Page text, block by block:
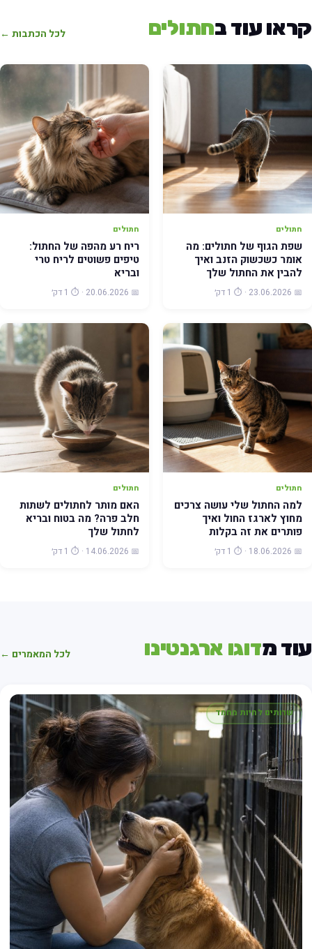
עוד בחתולים לכל הכתבות ←
חתולים
שפת הגוף של חתולים: מה
אומר כשכשוק הזנב ואיך
להבין את החתול שלך
📅 23.06.2026 · ⏱️ 1 דק׳
חתולים
ריח רע מהפה של החתול:
טיפים פשוטים לריח טרי
ובריא
📅 20.06.2026 · ⏱️ 1 דק׳
חתולים
למה החתול שלי עושה צרכים
מחוץ לארגז החול ואיך
פותרים את זה בקלות
📅 18.06.2026 · ⏱️ 1 דק׳
חתולים
האם מותר לחתולים לשתות
חלב פרה? מה בטוח ובריא
לחתול שלך
📅 14.06.2026 · ⏱️ 1 דק׳
מדוגו ארגנטינו לכל המאמרים ←
שרותים לחיות מחמד